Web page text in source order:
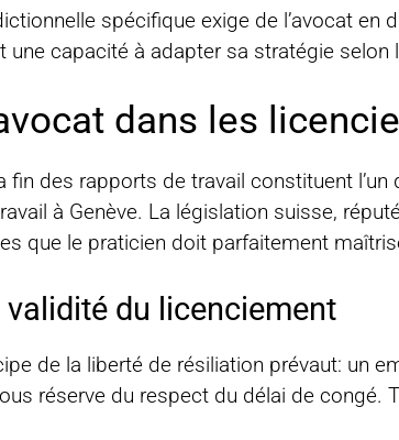
spécifique exige de l’avocat
capacité à adapter sa stratégie selon
dans les
fin des rapports de travail constituent
à Genève. La législation suisse,
que le praticien doit parfaitement
validité du licenciement
de la liberté de résiliation prévaut: un
réserve du respect du délai de